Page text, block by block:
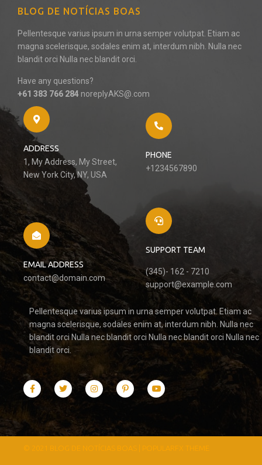
BLOG DE NOTÍCIAS BOAS
Pellentesque varius ipsum in urna semper volutpat. Etiam ac
magna scelerisque, sodales enim at, interdum nibh. Nulla nec
blandit orci Nulla nec blandit orci.
Have any questions?
+61 383 766 284 noreplyAKS@.com
ADDRESS
1, My Address, My Street,
New York City, NY, USA
PHONE
+1234567890
EMAIL ADDRESS
contact@domain.com
SUPPORT TEAM
(345)- 162 - 7210
support@example.com
Pellentesque varius ipsum in urna semper volutpat. Etiam ac
magna scelerisque, sodales enim at, interdum nibh. Nulla nec
blandit orci Nulla nec blandit orci Nulla nec blandit orci Nulla nec
blandit orci.
© 2021 BLOG DE NOTÍCIAS BOAS | POPULARFX THEME